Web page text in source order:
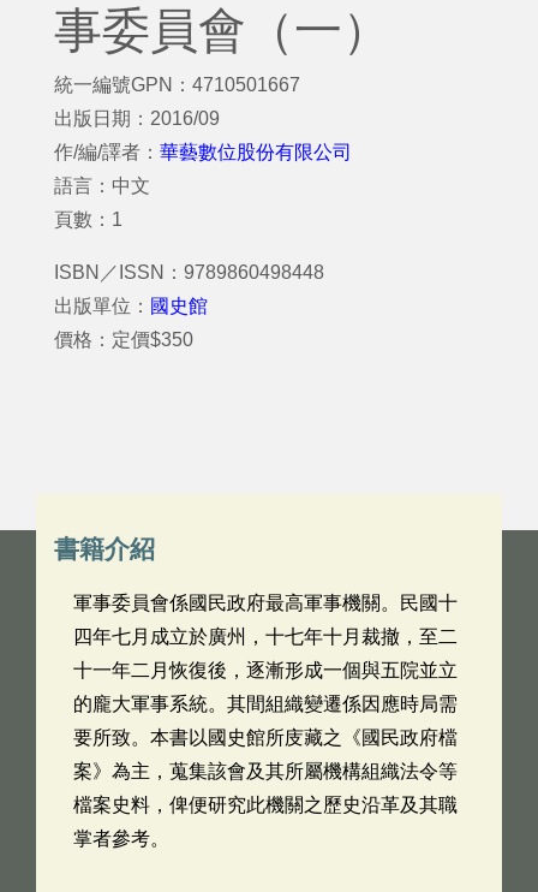
事委員會（一）
統一編號GPN：4710501667
出版日期：2016/09
作/編/譯者： 華藝數位股份有限公司
語言：中文
頁數：1
ISBN／ISSN：9789860498448
出版單位： 國史館
價格：定價$350
書籍介紹
軍事委員會係國民政府最高軍事機關。民國十
四年七月成立於廣州，十七年十月裁撤，至二
十一年二月恢復後，逐漸形成一個與五院並立
的龐大軍事系統。其間組織變遷係因應時局需
要所致。本書以國史館所庋藏之《國民政府檔
案》為主，蒐集該會及其所屬機構組織法令等
檔案史料，俾便研究此機關之歷史沿革及其職
掌者參考。